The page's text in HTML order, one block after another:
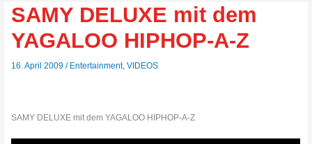
SAMY DELUXE mit dem
YAGALOO HIPHOP-A-Z
16. April 2009/ Entertainment,VIDEOS
SAMY DELUXE mit dem YAGALOO HIPHOP-A-Z